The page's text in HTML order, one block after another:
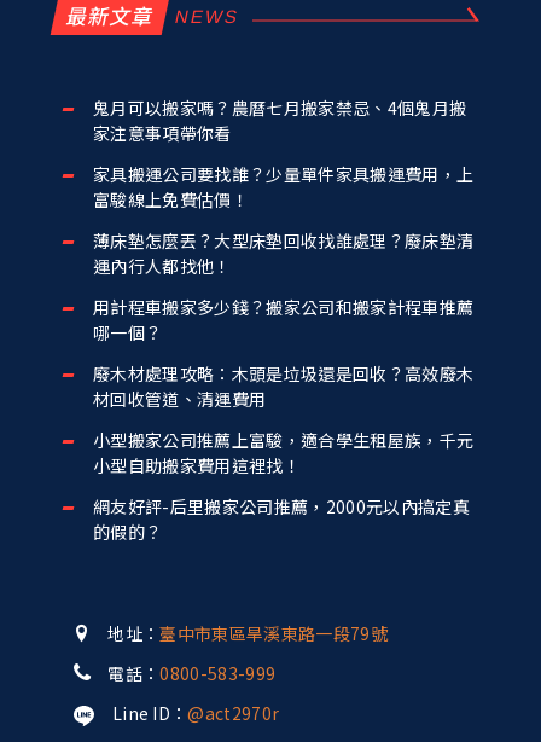
最新文章
鬼月可以搬家嗎？農曆七月搬家禁忌、4個鬼月搬
家注意事項帶你看
家具搬運公司要找誰？少量單件家具搬運費用，上
富駿線上免費估價！
薄床墊怎麼丟？大型床墊回收找誰處理？廢床墊清
運內行人都找他！
用計程車搬家多少錢？搬家公司和搬家計程車推薦
哪一個？
廢木材處理攻略：木頭是垃圾還是回收？高效廢木
材回收管道、清運費用
小型搬家公司推薦上富駿，適合學生租屋族，千元
小型自助搬家費用這裡找！
網友好評-后里搬家公司推薦，2000元以內搞定真
的假的？
地址：臺中市東區旱溪東路一段79號
電話：0800-583-999
Line ID：@act2970r